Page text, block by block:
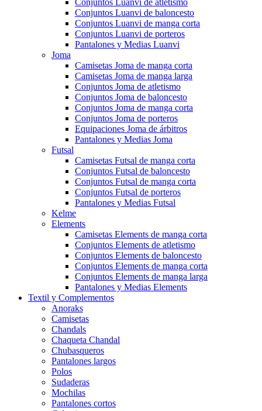
Conjuntos Luanvi de atletismo
Conjuntos Luanvi de baloncesto
Conjuntos Luanvi de manga corta
Conjuntos Luanvi de porteros
Pantalones y Medias Luanvi
Joma
Camisetas Joma de manga corta
Camisetas Joma de manga larga
Conjuntos Joma de atletismo
Conjuntos Joma de baloncesto
Conjuntos Joma de manga corta
Conjuntos Joma de porteros
Equipaciones Joma de árbitros
Pantalones y Medias Joma
Futsal
Camisetas Futsal de manga corta
Conjuntos Futsal de baloncesto
Conjuntos Futsal de manga corta
Conjuntos Futsal de porteros
Pantalones y Medias Futsal
Kelme
Elements
Camisetas Elements de manga corta
Conjuntos Elements de atletismo
Conjuntos Elements de baloncesto
Conjuntos Elements de manga corta
Conjuntos Elements de manga larga
Pantalones y Medias Elements
Textil y Complementos
Anoraks
Camisetas
Chandals
Chaqueta Chandal
Chubasqueros
Pantalones largos
Polos
Sudaderas
Mochilas
Pantalones cortos